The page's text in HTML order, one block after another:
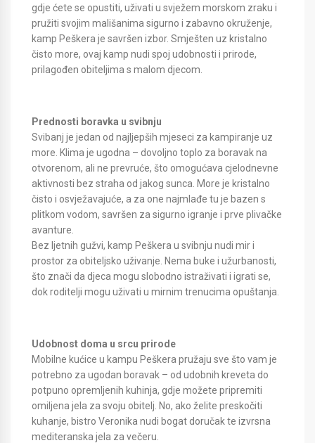
gdje ćete se opustiti, uživati u svježem morskom zraku i
pružiti svojim mališanima sigurno i zabavno okruženje,
kamp Peškera je savršen izbor. Smješten uz kristalno
čisto more, ovaj kamp nudi spoj udobnosti i prirode,
prilagođen obiteljima s malom djecom.
Prednosti boravka u svibnju
Svibanj je jedan od najljepših mjeseci za kampiranje uz
more. Klima je ugodna – dovoljno toplo za boravak na
otvorenom, ali ne prevruće, što omogućava cjelodnevne
aktivnosti bez straha od jakog sunca. More je kristalno
čisto i osvježavajuće, a za one najmlađe tu je bazen s
plitkom vodom, savršen za sigurno igranje i prve plivačke
avanture.
Bez ljetnih gužvi, kamp Peškera u svibnju nudi mir i
prostor za obiteljsko uživanje. Nema buke i užurbanosti,
što znači da djeca mogu slobodno istraživati i igrati se,
dok roditelji mogu uživati u mirnim trenucima opuštanja.
Udobnost doma u srcu prirode
Mobilne kućice u kampu Peškera pružaju sve što vam je
potrebno za ugodan boravak – od udobnih kreveta do
potpuno opremljenih kuhinja, gdje možete pripremiti
omiljena jela za svoju obitelj. No, ako želite preskočiti
kuhanje, bistro Veronika nudi bogat doručak te izvrsna
mediteranska jela za večeru.